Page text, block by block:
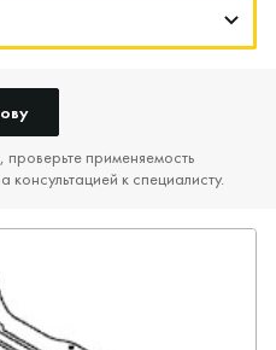
применяемость
к специалисту.